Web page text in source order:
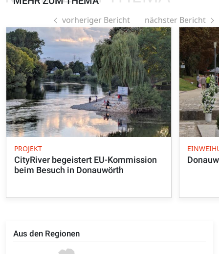
Aus den Regionen
vorheriger Bericht nächster Bericht
PROJEKT
CityRiver begeistert EU-Kommission
beim Besuch in Donauwörth